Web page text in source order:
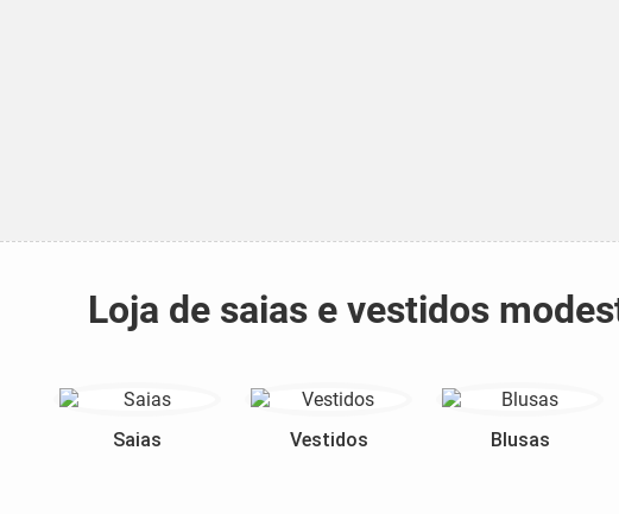
Loja de saias e vestidos
Saias Vestidos Blusas